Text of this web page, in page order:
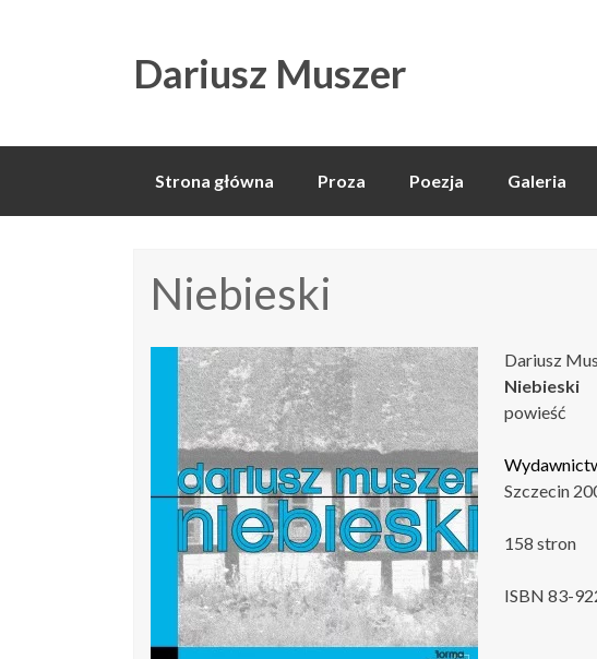
Dariusz Muszer
Skip
Strona główna Proza Poezja Galeria
Niebieski
Dariusz
Niebieski
powieść
Szczecin
158 stron
ISBN 83-